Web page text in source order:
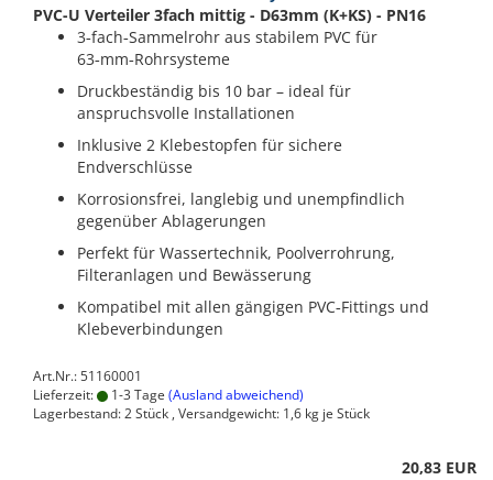
PVC-U Verteiler 3fach mittig - D63mm (K+KS) - PN16
3‑fach‑Sammelrohr aus stabilem PVC für
63‑mm‑Rohrsysteme
Druckbeständig bis 10 bar – ideal für
anspruchsvolle Installationen
Inklusive 2 Klebestopfen für sichere
Endverschlüsse
Korrosionsfrei, langlebig und unempfindlich
gegenüber Ablagerungen
Perfekt für Wassertechnik, Poolverrohrung,
Filteranlagen und Bewässerung
Kompatibel mit allen gängigen PVC‑Fittings und
Klebeverbindungen
Art.Nr.: 51160001
Lieferzeit:
1-3 Tage (Ausland abweichend)
Lagerbestand: 2 Stück , Versandgewicht: 1,6 kg je Stück
20,83 EUR